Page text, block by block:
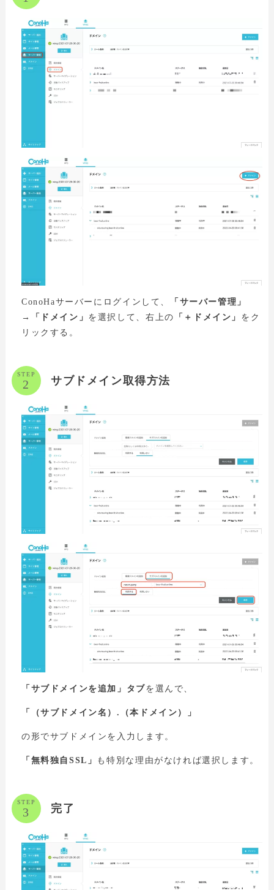
ConoHaサーバーにログインして、
「サーバー管理」
→「ドメイン」 を選択して、右上の 「＋ドメイン」 をク
リックする。
STEP
サブドメイン取得方法
「サブドメインを追加」タブ を選んで、
「（サブドメイン名）.（本ドメイン）」
の形でサブドメインを入力します。
「無料独自SSL」 も特別な理由がなければ選択します。
STEP
完了